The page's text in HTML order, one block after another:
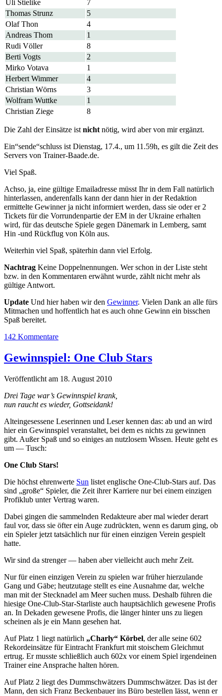
Uli Stielike
7
Thomas Strunz
5
Olaf Thon
4
Andreas Thom
1
Rudi Völler
8
Berti Vogts
2
Mirko Votava
1
Herbert Wimmer
4
Christian Wörns
3
Wolfram Wuttke
1
Christian Ziege
8
Die Zahl der Einsätze ist nicht nötig, wird aber von mir ergänzt.
Ein“sende“schluss ist Dienstag, 17.4., um 11.59h, es gilt die Zeit des
Servers von Trainer-Baade.de.
Viel Spaß.
Achso, ja, eine gültige Emailadresse müsst Ihr in dem Fall natürlich
hinterlassen, anderenfalls kann der dann hier in der Redaktion
ermittelte Gewinner ja nicht informiert werden, dass sie oder er 2
Tickets für die Vorrundenpartie der EM in der Ukraine erhalten
wird, für das deutsche Spiele gegen Dänemark in Lemberg, samt
Hin -und Rückflug von Köln aus.
Weiterhin viel Spaß, späterhin dann viel Erfolg.
Nachtrag Keine Doppelnennungen. Wer schon in der Liste steht
bzw. in den Kommentaren erwähnt wurde, zählt nicht mehr als
gültige Antwort.
Update Und hier haben wir den Gewinner. Vielen Dank an alle fürs
Mitmachen und hoffentlich hat es auch ohne Gewinn ein bisschen
Spaß bereitet.
142 Kommentare
Gewinnspiel: One Club Stars
Veröffentlicht am 18. August 2010
Drei Tage war’s Gewinnspiel krank,
nun raucht es wieder, Gottseidank!
Alteingesessene Leserinnen und Leser kennen das: ab und an wird
hier ein Gewinnspiel veranstaltet, bei dem es nichts zu gewinnen
gibt. Außer Spaß und so einiges an nutzlosem Wissen. Heute geht es
um — Tusch:
One Club Stars!
Die höchst ehrenwerte Sun listet englische One-Club-Stars auf. Das
sind „große“ Spieler, die Zeit ihrer Karriere nur bei einem einzigen
Profiklub unter Vertrag waren.
Dabei gingen die sammelnden Redakteure aber mal wieder derart
faul vor, dass sie öfter ein Auge zudrückten, wenn es darum ging, ob
ein Spieler jetzt tatsächlich nur für einen einzigen Verein gespielt
hatte.
Wir sind da strenger — haben aber vielleicht auch mehr Zeit.
Nur für einen einzigen Verein zu spielen war früher hierzulande
Gang und Gäbe; heutzutage stellt es eine Ausnahme dar, welche
man mit der Stecknadel am Meer suchen muss. Deshalb führen die
hiesige One-Club-Star-Starliste auch hauptsächlich gewesene Profis
an. In Dekaden gewesene Profis, die länger hinter uns zu liegen
scheinen als je ein Mann gesehen hat.
Auf Platz 1 liegt natürlich „Charly“ Körbel, der alle seine 602
Rekordeinsätze für Eintracht Frankfurt mit stoischem Gleichmut
ertrug. Er musste schließlich auch 602x vor einem Spiel irgendeinen
Trainer eine Ansprache halten hören.
Auf Platz 2 liegt des Dummschwätzers Dummschwätzer. Das ist der
Mann, den sich Franz Beckenbauer ins Büro bestellen lässt, wenn er